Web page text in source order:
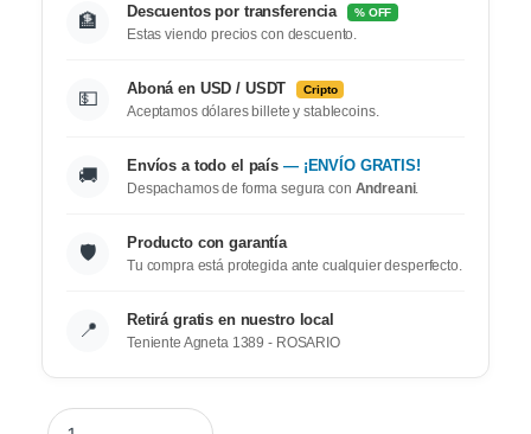
🏦 Descuentos por transferencia % OFF
Estas viendo precios con descuento.
💵 Aboná en USD / USDT Cripto
Aceptamos dólares billete y stablecoins.
🚚 Envíos a todo el país — ¡ENVÍO GRATIS!
Despachamos de forma segura con Andreani.
🛡️ Producto con garantía
Tu compra está protegida ante cualquier desperfecto.
📍 Retirá gratis en nuestro local
Teniente Agneta 1389 - ROSARIO